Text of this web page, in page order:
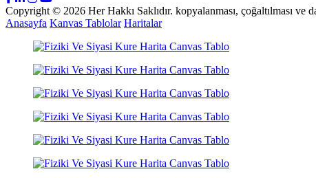
Copyright © 2026 Her Hakkı Saklıdır. kopyalanması, çoğaltılması ve
Anasayfa Kanvas Tablolar Haritalar